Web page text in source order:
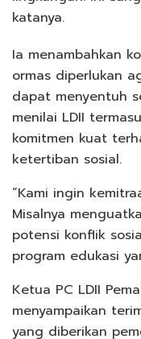
katanya.
Ia menambahkan
ormas diperlukan
dapat menyentuh
menilai LDII
komitmen kuat
ketertiban sosial.
“Kami ingin
Misalnya
potensi konflik
program edukasi
Ketua PC LDII
menyampaikan
yang diberikan